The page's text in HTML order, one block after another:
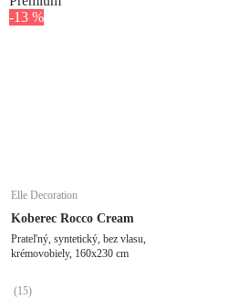
-13 %
Elle Decoration
Koberec Rocco Cream
Prateľný, syntetický, bez vlasu,
krémovobiely, 160x230 cm
(15)